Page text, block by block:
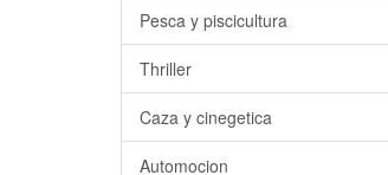
Pesca y piscicultura
Thriller
Caza y cinegetica
Automocion